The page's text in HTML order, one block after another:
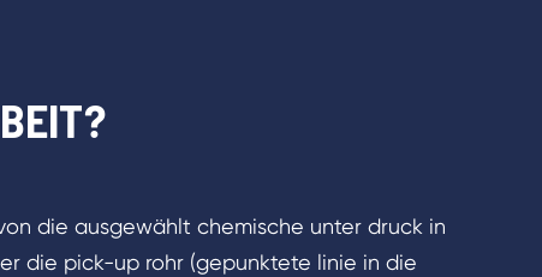
die ausgewählt chemische unter druck in
die pick-up rohr (gepunktete linie in die